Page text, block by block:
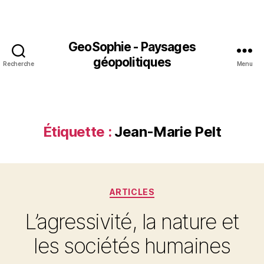
Recherche
GeoSophie - Paysages
géopolitiques
Menu
Étiquette : Jean-Marie Pelt
Catégories
ARTICLES
L’agressivité, la nature et
les sociétés humaines